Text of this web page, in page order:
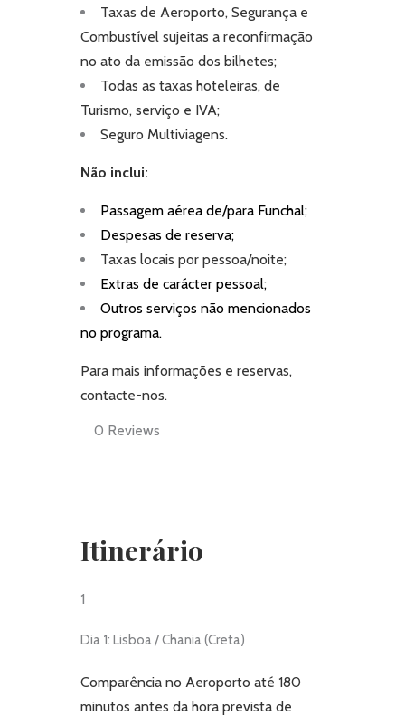
Taxas de Aeroporto, Segurança e
Combustível sujeitas a reconfirmação
no ato da emissão dos bilhetes;
Todas as taxas hoteleiras, de
Turismo, serviço e IVA;
Seguro Multiviagens.
Não inclui:
Passagem aérea de/para Funchal;
Despesas de reserva;
Taxas locais por pessoa/noite;
Extras de carácter pessoal;
Outros serviços não mencionados
no programa.
Para mais informações e reservas,
contacte-nos.
0 Reviews
Itinerário
1
Dia 1: Lisboa / Chania (Creta)
Comparência no Aeroporto até 180
minutos antes da hora prevista de